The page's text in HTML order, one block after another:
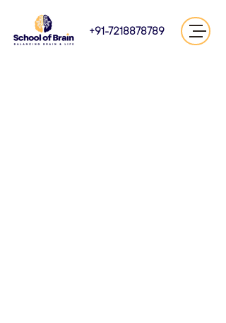
+91-7218878789